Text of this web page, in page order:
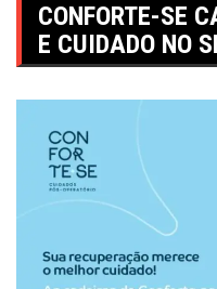
CONFORTE-SE
E CUIDADO NO